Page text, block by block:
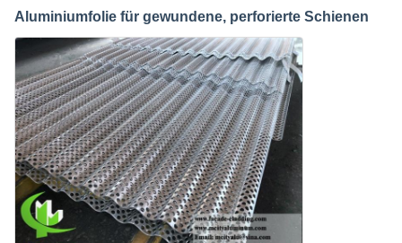
Aluminiumfolie für gewundene, perforierte Schienen